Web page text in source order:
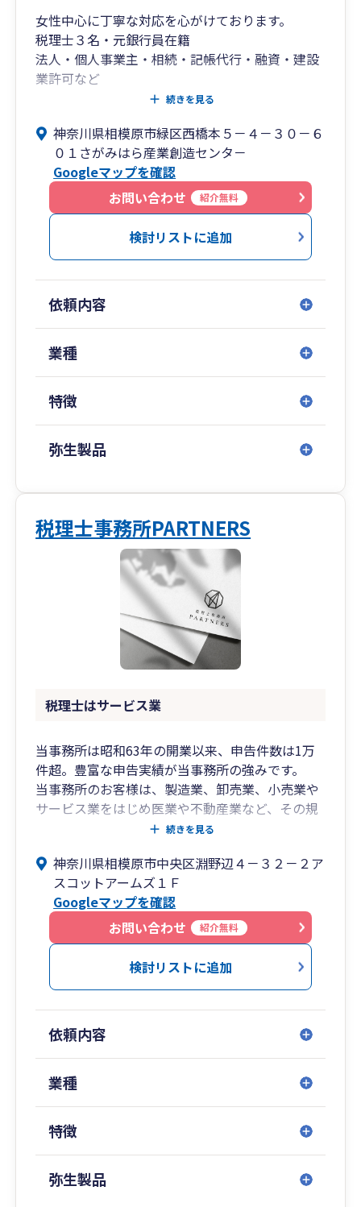
女性中心に丁寧な対応を心がけております。
税理士３名・元銀行員在籍
法人・個人事業主・相続・記帳代行・融資・建設
業許可など
続きを見る
神奈川県相模原市緑区西橋本５－４－３０－６
０１さがみはら産業創造センタ－
Googleマップを確認
お問い合わせ
紹介無料
検討リストに追加
依頼内容
業種
特徴
弥生製品
税理士事務所PARTNERS
税理士はサービス業
当事務所は昭和63年の開業以来、申告件数は1万
件超。豊富な申告実績が当事務所の強みです。
当事務所のお客様は、製造業、卸売業、小売業や
サービス業をはじめ医業や不動産業など、その規
模も年商数十億円の企業から、起業したてのベン
顧問契約数は法人150件、個人50件。
確定申告のみの契約も毎年250件超。
契約数は毎年増加中です。
当事務所では、経験豊富な担当者（税理士やＦＰ
などの資格保有者を含む）が直接お客様を担当す
る「担当制」を採用しています。
お客様毎にその業種に精通した担当者を選任し、
実現しています。
ワンストップサービスとは、会計・税務・労務・
法務など、お客様が必要とする様々なサービス
会計・税務以外の各専門家と連携することによ
り、お客様が必要とする様々なサービスをワンス
トップで完結します。
続きを見る
神奈川県相模原市中央区淵野辺４－３２－２ア
スコットアームズ１Ｆ
Googleマップを確認
お問い合わせ
紹介無料
検討リストに追加
依頼内容
業種
特徴
弥生製品